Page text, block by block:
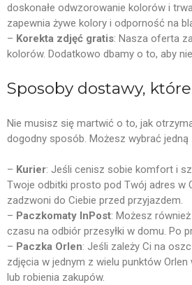
doskonałe odwzorowanie kolorów i
zapewnia żywe kolory i odporność na
– Korekta zdjęć gratis: Nasza oferta
kolorów. Dodatkowo dbamy o to, aby
Sposoby dostawy,
Nie musisz się martwić o to, jak
dogodny sposób. Możesz wybrać
– Kurier: Jeśli cenisz sobie komfort i
Twoje odbitki prosto pod Twój adres w
zadzwoni do Ciebie przed przyjazdem.
– Paczkomaty InPost: Możesz
czasu na odbiór przesyłki w domu. Po
– Paczka Orlen: Jeśli zależy Ci na
zdjęcia w jednym z wielu punktów
lub robienia zakupów.